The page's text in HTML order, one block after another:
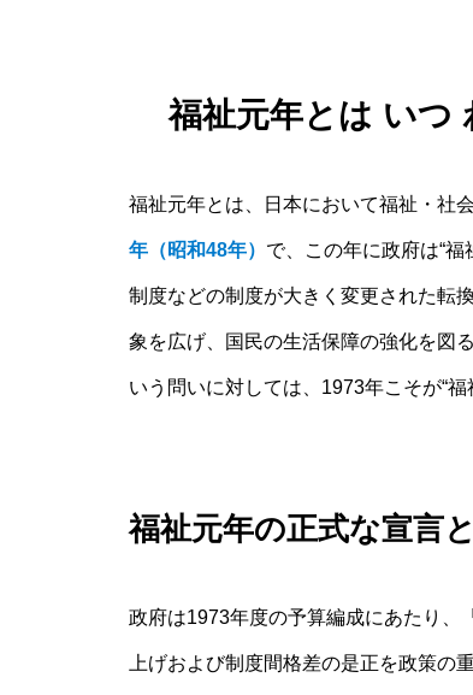
福祉元年とは いつ
福祉元年とは、日本において福祉・社
年（昭和48年） で、この年に政府は“
制度などの制度が大きく変更された転
象を広げ、国民の生活保障の強化を図
いう問いに対しては、1973年こそが“
福祉元年の正式な宣言
政府は1973年度の予算編成にあたり、
上げおよび制度間格差の是正を政策の